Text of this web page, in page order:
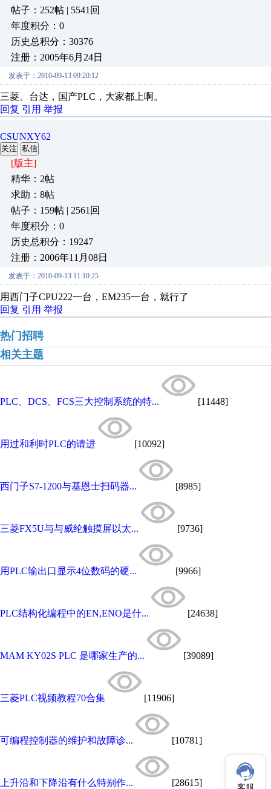
帖子：252帖 | 5541回
年度积分：0
历史总积分：30376
注册：2005年6月24日
发表于：2010-09-13 09:20:12
三菱、台达，国产PLC，大家都上啊。
回复 引用 举报
CSUNXY62
关注 私信
[版主]
精华：2帖
求助：8帖
帖子：159帖 | 2561回
年度积分：0
历史总积分：19247
注册：2006年11月08日
发表于：2010-09-13 11:10:25
用西门子CPU222一台，EM235一台，就行了
回复 引用 举报
热门招聘
相关主题
PLC、DCS、FCS三大控制系统的特... [11448]
用过和利时PLC的请进 [10092]
西门子S7-1200与基恩士扫码器... [8985]
三菱FX5U与与威纶触摸屏以太... [9736]
用PLC输出口显示4位数码的硬... [9966]
PLC结构化编程中的EN,ENO是什... [24638]
MAM KY02S PLC 是哪家生产的... [39089]
三菱PLC视频教程70合集 [11906]
可编程控制器的维护和故障诊... [10781]
上升沿和下降沿有什么特别作... [28615]